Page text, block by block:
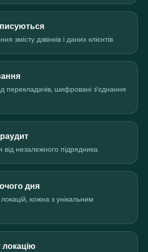
змісту дзвінків і даних клієнтів.
перекладачів, шифровані з'єднання
від незалежного підрядника.
дня
локацій, кожна з унікальним
локацію